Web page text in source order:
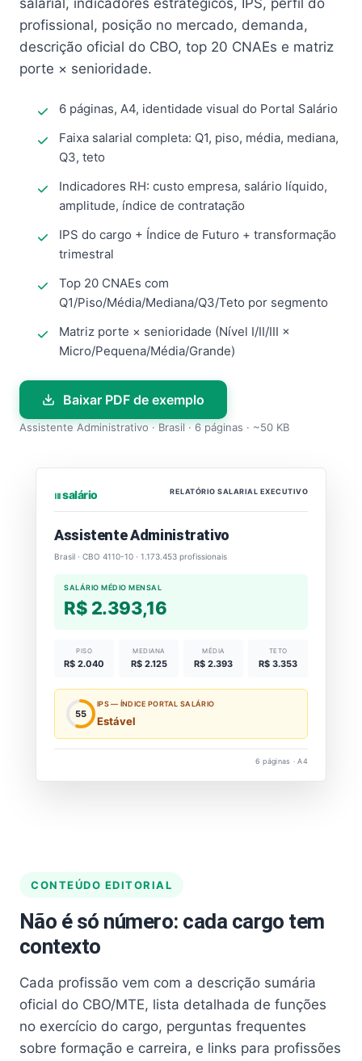
salarial, indicadores estratégicos, IPS, perfil do
profissional, posição no mercado, demanda,
descrição oficial do CBO, top 20 CNAEs e matriz
porte × senioridade.
6 páginas, A4, identidade visual do Portal Salário
Faixa salarial completa: Q1, piso, média, mediana,
Q3, teto
Indicadores RH: custo empresa, salário líquido,
amplitude, índice de contratação
IPS do cargo + Índice de Futuro + transformação
trimestral
Top 20 CNAEs com
Q1/Piso/Média/Mediana/Q3/Teto por segmento
Matriz porte × senioridade (Nível I/II/III ×
Micro/Pequena/Média/Grande)
Baixar PDF de exemplo
Assistente Administrativo · Brasil · 6 páginas · ~50 KB
⏐⏐⏐ salário RELATÓRIO SALARIAL EXECUTIVO
Assistente Administrativo
Brasil · CBO 4110-10 · 1.173.453 profissionais
SALÁRIO MÉDIO MENSAL
R$ 2.393,16
PISO
R$ 2.040
MEDIANA
R$ 2.125
MÉDIA
R$ 2.393
TETO
R$ 3.353
55
IPS — ÍNDICE PORTAL SALÁRIO
Estável
6 páginas · A4
CONTEÚDO EDITORIAL
Não é só número: cada cargo tem
contexto
Cada profissão vem com a descrição sumária
oficial do CBO/MTE, lista detalhada de funções
no exercício do cargo, perguntas frequentes
sobre formação e carreira, e links para profissões